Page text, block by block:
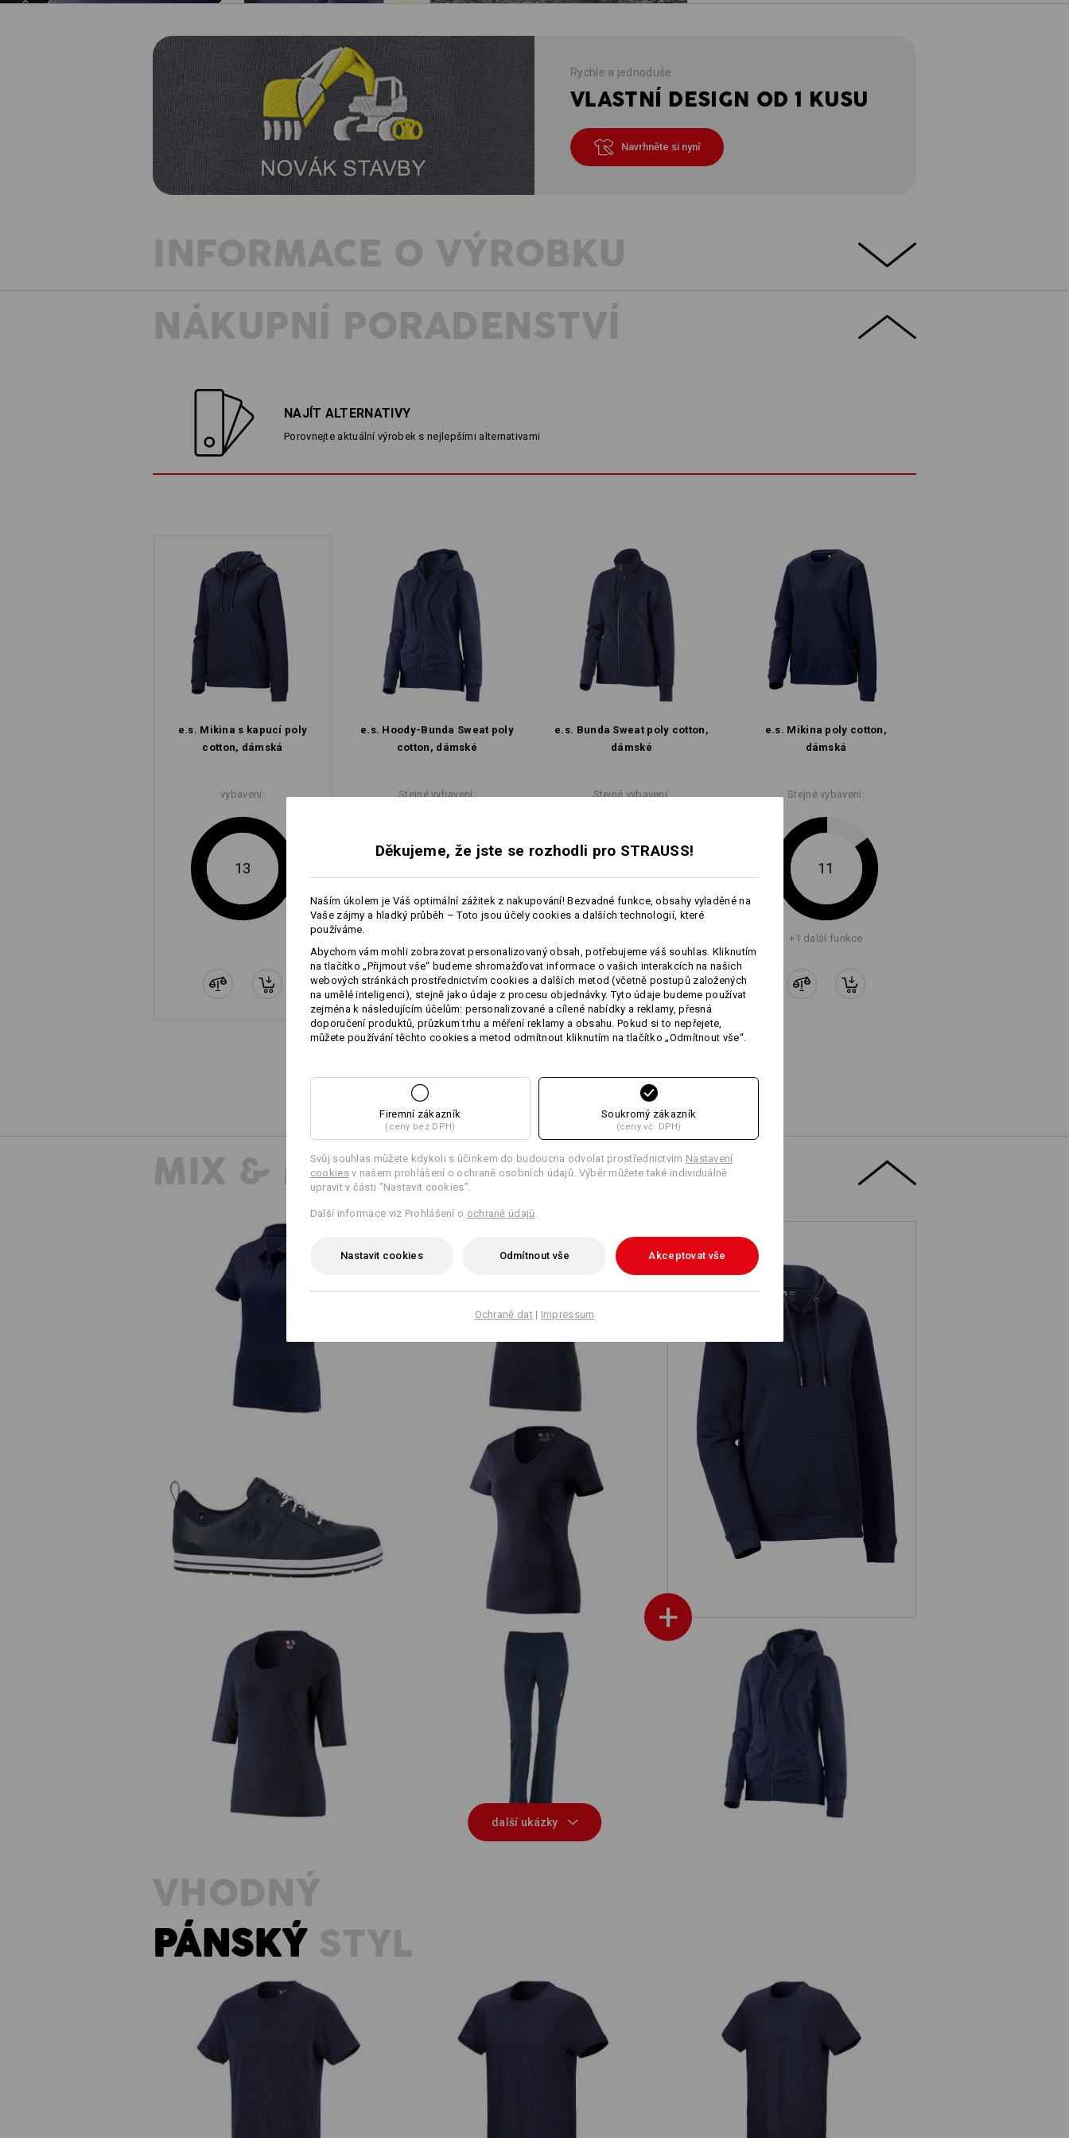
Rychle a jednoduše
VLASTNÍ DESIGN OD 1 KUSU
Navrhněte si nyní
INFORMACE O VÝROBKU
STÁLOBAREVNÁ – SNADNÉ OŠETŘOVÁNÍ – NORMÁLNÍ FAZÓNA
U e.s. Mikiny s kapucí poly cotton je komfort dokonale sladěný se sportovním
Ideální mikina pro všechny, kteří si potrpí na komfort, aniž by přitom slevili z
s klokaní kapsou a měkkou vnitřní stranou
vypodšívkovaná kapuce se stažením na šňůrku
elastické žebrované náplety na rukávech a lemu
dlouhotrvající jas barev
Svrchní materiál
(cca. 300 g/m²)
Pokyny pro péči:
Perte v pračce na 60 °C, jemné
praní
Nebělit
Žehlete žehličkou nastavenou na
Nečistěte chemicky
Personalizace:
Vlastní návrh Logoservice
NÁKUPNÍ PORADENSTVÍ
NAJÍT ALTERNATIVY
Porovnejte aktuální výrobek s nejlepšími alternativami
e.s. Mikina s kapucí poly
cotton, dámská
vybavení:
13
e.s. Hoody-Bunda Sweat poly
cotton, dámské
e.s. Bunda Sweat poly cotton,
dámské
e.s. Mikina poly cotton,
dámská
Stejné vybavení: Stejné vybavení: Stejné vybavení:
11
+1 další funkce
MIX & MATCH
+
e.s. Tričko cotton stretch, dámské
S3 Bezpečnostní polobotky e.s. Spes
e.s. Tričko cotton V-Neck, dámské
e.s. Tričko s 3/4 rukávy cotton stretch,
e.s. Pracovní neformální kalhoty
e.s. Hoody-Bunda Sweat poly cotton,
další ukázky
VHODNÝ
PÁNSKÝSTYL
e.s. Tričko cotton e.s. Tričko cotton stretch e.s. Tričko cotton stretch, long fit
Děkujeme, že jste se rozhodli pro STRAUSS!
Naším úkolem je Váš optimální zážitek z nakupování! Bezvadné funkce, obsahy vyladěné na
Vaše zájmy a hladký průběh – Toto jsou účely cookies a dalších technologií, které
používáme.
Abychom vám mohli zobrazovat personalizovaný obsah, potřebujeme váš souhlas. Kliknutím
na tlačítko „Přijmout vše“ budeme shromažďovat informace o vašich interakcích na našich
webových stránkách prostřednictvím cookies a dalších metod (včetně postupů založených
na umělé inteligenci), stejně jako údaje z procesu objednávky. Tyto údaje budeme používat
zejména k následujícím účelům: personalizované a cílené nabídky a reklamy, přesná
doporučení produktů, průzkum trhu a měření reklamy a obsahu. Pokud si to nepřejete,
můžete používání těchto cookies a metod odmítnout kliknutím na tlačítko „Odmítnout vše“.
Firemní zákazník
(ceny bez DPH)
Soukromý zákazník
(ceny vč. DPH)
Svůj souhlas můžete kdykoli s účinkem do budoucna odvolat prostřednictvím Nastavení
cookiesv našem prohlášení o ochraně osobních údajů. Výběr můžete také individuálně
upravit v části "Nastavit cookies".
Další informace viz Prohlášení o ochraně údajů
Nastavit cookies Odmítnout vše Akceptovat vše
Ochraně dat| Impressum